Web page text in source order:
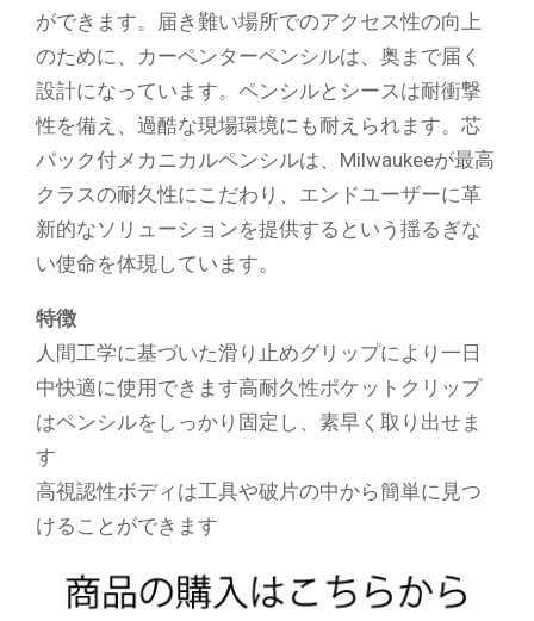
ができます。届き難い場所でのアクセス性の向上
のために、カーペンターペンシルは、奥まで届く
設計になっています。ペンシルとシースは耐衝撃
性を備え、過酷な現場環境にも耐えられます。芯
パック付メカニカルペンシルは、Milwaukeeが最高
クラスの耐久性にこだわり、エンドユーザーに革
新的なソリューションを提供するという揺るぎな
い使命を体現しています。
特徴
人間工学に基づいた滑り止めグリップにより一日
中快適に使用できます高耐久性ポケットクリップ
はペンシルをしっかり固定し、素早く取り出せま
す
高視認性ボディは工具や破片の中から簡単に見つ
けることができます